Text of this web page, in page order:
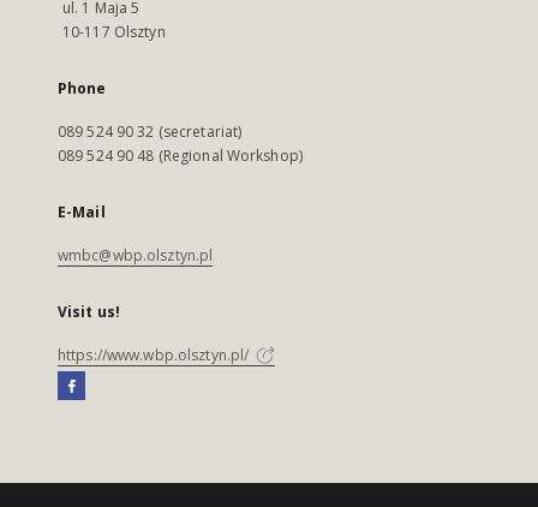
ul. 1 Maja 5
10-117 Olsztyn
Phone
089 524 90 32 (secretariat)
089 524 90 48 (Regional Workshop)
E-Mail
wmbc@wbp.olsztyn.pl
Visit us!
https://www.wbp.olsztyn.pl/